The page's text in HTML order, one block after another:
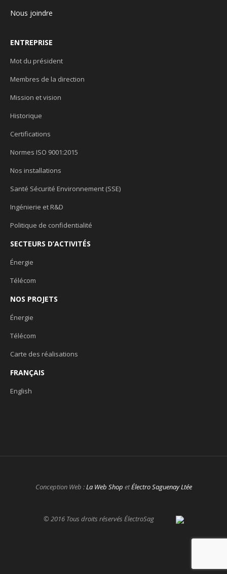
Nous joindre
ENTREPRISE
Mot du président
Membres de la direction
Mission et vision
Historique
Certifications
Normes ISO 9001:2015
Nos installations
Santé Sécurité Environnement (SSE)
Ingénierie et R&D
Politique de confidentialité
SECTEURS D’ACTIVITÉS
Énergie
Télécom
NOS PROJETS
Énergie
Télécom
Carte des réalisations
FRANÇAIS
English
Conception Web :La Web Shop etÉlectro Saguenay Ltée
© 2016 Tous droits réservés ÉlectroSag